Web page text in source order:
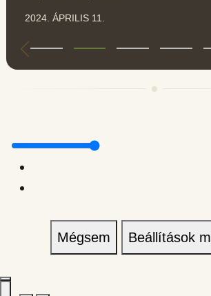
2024. ÁPRILIS 11.
Mégsem Beállítások